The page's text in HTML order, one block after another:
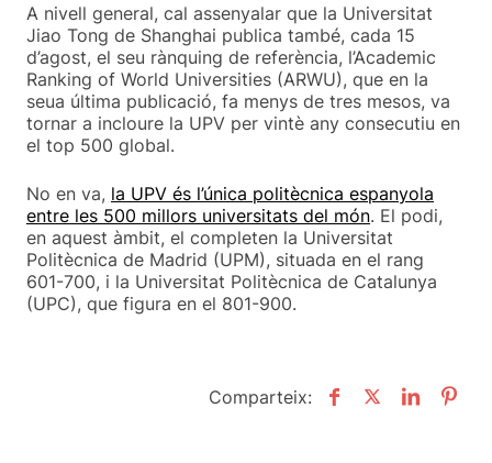
A nivell general, cal assenyalar que la Universitat
Jiao Tong de Shanghai publica també, cada 15
d’agost, el seu rànquing de referència, l’Academic
Ranking of World Universities (ARWU), que en la
seua última publicació, fa menys de tres mesos, va
tornar a incloure la UPV per vintè any consecutiu en
el top 500 global.
No en va, la UPV és l’única politècnica espanyola
entre les 500 millors universitats del món. El podi,
en aquest àmbit, el completen la Universitat
Politècnica de Madrid (UPM), situada en el rang
601-700, i la Universitat Politècnica de Catalunya
(UPC), que figura en el 801-900.
Comparteix: